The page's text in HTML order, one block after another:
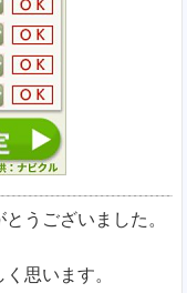
うございました。
思います。